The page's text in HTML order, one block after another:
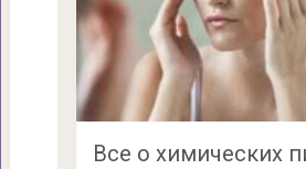
Все о химических